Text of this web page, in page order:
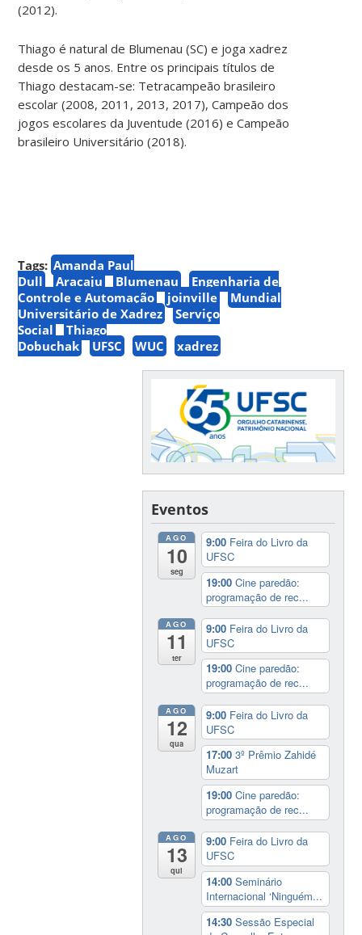
(2012).
Thiago é natural de Blumenau (SC) e joga xadrez
desde os 5 anos. Entre os principais títulos de
Thiago destacam-se: Tetracampeão brasileiro
escolar (2008, 2011, 2013, 2017), Campeão dos
jogos escolares da Juventude (2016) e Campeão
brasileiro Universitário (2018).
Tags: Amanda Paul
Dull
Aracaju Blumenau
Engenharia de
Controle e Automação
joinville
Mundial
Universitário de Xadrez
Serviço
Social
Thiago
Dobuchak
UFSC WUC xadrez
Eventos
AGO
10
seg
9:00 Feira do Livro da
UFSC
19:00Cine paredão:
programação de rec...
AGO
11
ter
9:00 Feira do Livro da
UFSC
19:00Cine paredão:
programação de rec...
AGO
12
qua
9:00 Feira do Livro da
UFSC
17:003º Prêmio Zahidé
Muzart
19:00Cine paredão:
programação de rec...
AGO
13
qui
9:00 Feira do Livro da
UFSC
14:00Seminário
Internacional ‘Ninguém...
14:30Sessão Especial